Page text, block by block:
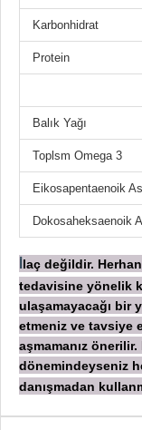
Karbonhidrat
Protein
Balık Yağı
Toplsm Omega 3
Eikosapentaenoik
Dokosaheksaenoik
laç değildir.
tedavisine yönelik
ulaşamayacağı bir
etmeniz ve tavsiye
aşmamanız
dönemindeyseniz
danışmadan